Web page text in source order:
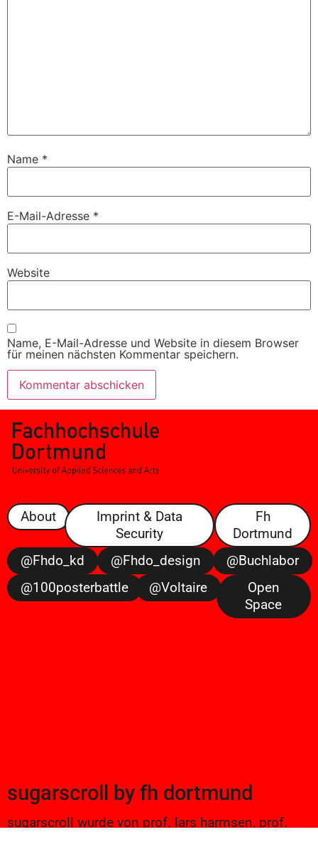
Name *
E-Mail-Adresse *
Website
Name, E-Mail-Adresse und Website in diesem Browser
für meinen nächsten Kommentar speichern.
About
Imprint & Data
Security
Fh
Dortmund
@fhdo_kd
@fhdo_design
@buchlabor
@100posterbattle
@voltaire
Open
Space
sugarscroll by fh dortmund
sugarscroll wurde von prof. lars harmsen, prof.